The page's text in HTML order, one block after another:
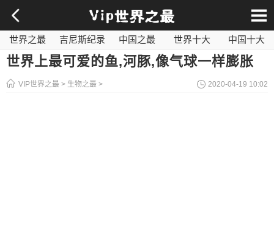
世界之最 吉尼斯纪录 中国之最 世界十大
中国十大
影视之最
奇闻异事 历史之最 社会百科 世界最毒
世界上最可爱的鱼,河豚,像气球一样膨胀
VIP世界之最 > 生物之最 > 2020-04-19 10:02